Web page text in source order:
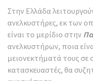
Στην Ελλάδα
ανελκυστήρες, εκ των
είναι το μερίδιο στην
ανελκυστήρων, ποια
μειονεκτήματά τους σε
κατασκευαστές, θα